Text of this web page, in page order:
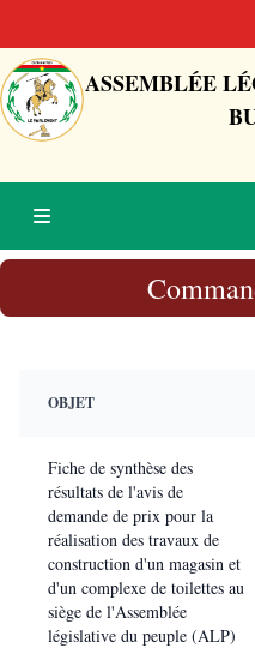
ASSEMBLÉE
OBJET
Fiche de synthèse des
résultats de l'avis de
demande de prix pour la
réalisation des travaux de
construction d'un magasin et
d'un complexe de toilettes au
siège de l'Assemblée
législative du peuple (ALP)